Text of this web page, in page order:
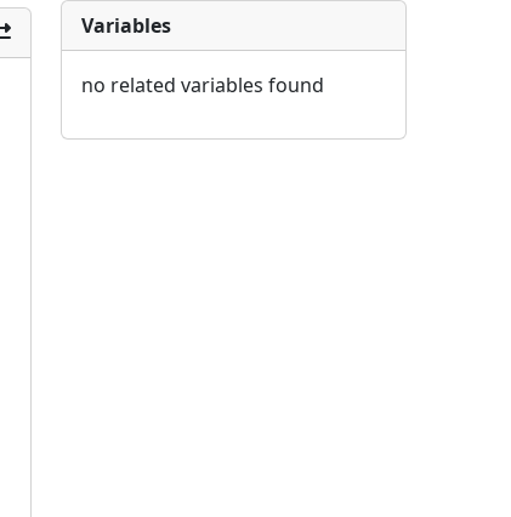
Variables
no related variables found